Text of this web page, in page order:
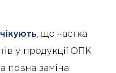
, що частка
у продукції ОПК
повна заміна